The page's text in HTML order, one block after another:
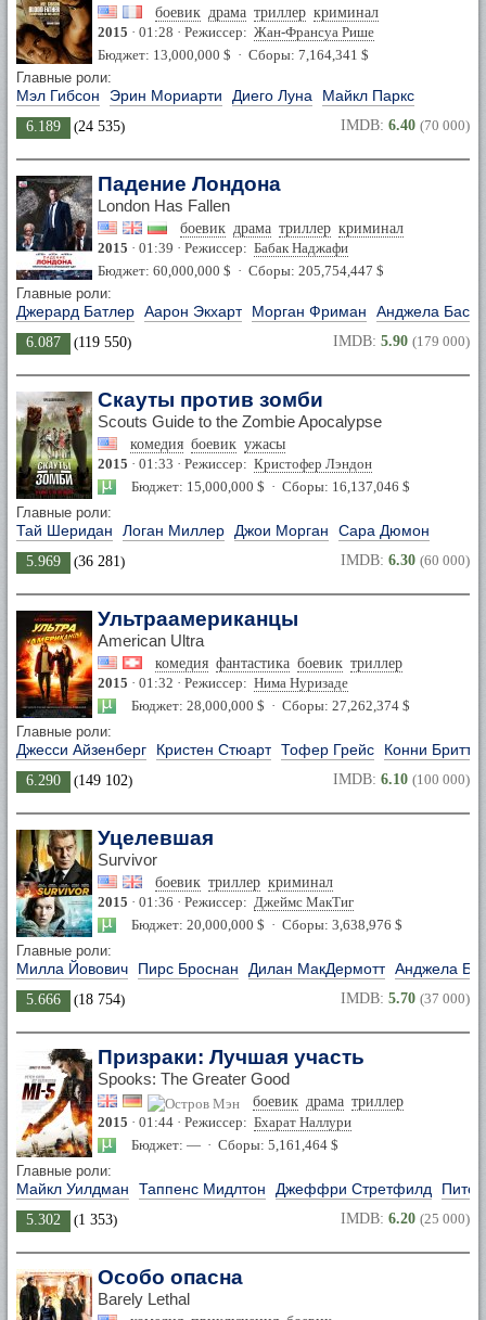
боевик драма триллер криминал
2015 · 01:28 · Режиссер: Жан-Франсуа Рише
Бюджет: 13,000,000 $ · Сборы: 7,164,341 $
Главные роли:
Мэл Гибсон Эрин Мориарти Диего Луна Майкл Паркс
6.189 (24 535) IMDB: 6.40 (70 000)
Падение Лондона
London Has Fallen
боевик драма триллер криминал
2015 · 01:39 · Режиссер: Бабак Наджафи
Бюджет: 60,000,000 $ · Сборы: 205,754,447 $
Главные роли:
Джерард Батлер Аарон Экхарт Морган Фриман Анджела
6.087 (119 550) IMDB: 5.90 (179 000)
Скауты против зомби
Scouts Guide to the Zombie Apocalypse
комедия боевик ужасы
2015 · 01:33 · Режиссер: Кристофер Лэндон
Бюджет: 15,000,000 $ · Сборы: 16,137,046 $
Главные роли:
Тай Шеридан Логан Миллер Джои Морган Сара Дюмон
5.969 (36 281) IMDB: 6.30 (60 000)
Ультраамериканцы
American Ultra
комедия фантастика боевик триллер
2015 · 01:32 · Режиссер: Нима Нуризаде
Бюджет: 28,000,000 $ · Сборы: 27,262,374 $
Главные роли:
Джесси Айзенберг Кристен Стюарт Тофер Грейс Конни
6.290 (149 102) IMDB: 6.10 (100 000)
Уцелевшая
Survivor
боевик триллер криминал
2015 · 01:36 · Режиссер: Джеймс МакТиг
Бюджет: 20,000,000 $ · Сборы: 3,638,976 $
Главные роли:
Милла Йовович Пирс Броснан Дилан МакДермотт Анджела
5.666 (18 754) IMDB: 5.70 (37 000)
Призраки: Лучшая участь
Spooks: The Greater Good
боевик драма триллер
2015 · 01:44 · Режиссер: Бхарат Наллури
Бюджет: — · Сборы: 5,161,464 $
Главные роли:
Майкл Уилдман Таппенс Мидлтон Джеффри Стретфилд
5.302 (1 353) IMDB: 6.20 (25 000)
Особо опасна
Barely Lethal